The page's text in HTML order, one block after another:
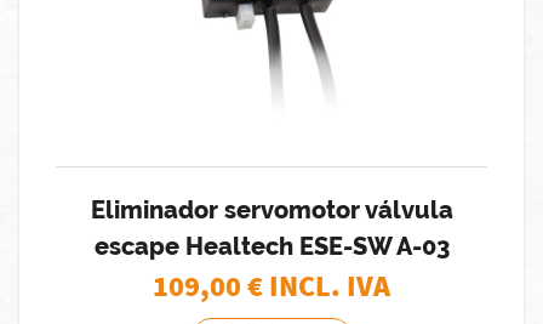
Eliminador servomotor válvula
escape Healtech ESE-SW A-03
109,00€ INCL. IVA